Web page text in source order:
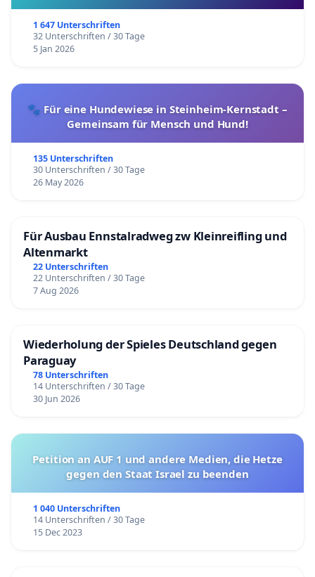
1 647 Unterschriften
32 Unterschriften / 30 Tage
5 Jan 2026
🐾 Für eine Hundewiese in Steinheim-Kernstadt –
Gemeinsam für Mensch und Hund!
135 Unterschriften
30 Unterschriften / 30 Tage
26 May 2026
Für Ausbau Ennstalradweg zw Kleinreifling und
Altenmarkt
22 Unterschriften
22 Unterschriften / 30 Tage
7 Aug 2026
Wiederholung der Spieles Deutschland gegen
Paraguay
78 Unterschriften
14 Unterschriften / 30 Tage
30 Jun 2026
Petition an AUF 1 und andere Medien, die Hetze
gegen den Staat Israel zu beenden
1 040 Unterschriften
14 Unterschriften / 30 Tage
15 Dec 2023